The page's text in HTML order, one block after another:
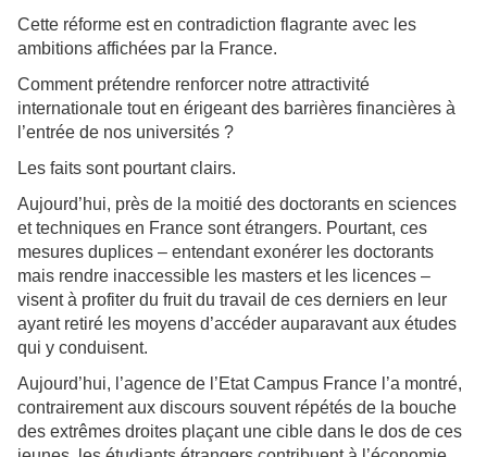
Cette réforme est en contradiction flagrante avec les
ambitions affichées par la France.
Comment prétendre renforcer notre attractivité
internationale tout en érigeant des barrières financières à
l’entrée de nos universités ?
Les faits sont pourtant clairs.
Aujourd’hui, près de la moitié des doctorants en sciences
et techniques en France sont étrangers. Pourtant, ces
mesures duplices – entendant exonérer les doctorants
mais rendre inaccessible les masters et les licences –
visent à profiter du fruit du travail de ces derniers en leur
ayant retiré les moyens d’accéder auparavant aux études
qui y conduisent.
Aujourd’hui, l’agence de l’Etat Campus France l’a montré,
contrairement aux discours souvent répétés de la bouche
des extrêmes droites plaçant une cible dans le dos de ces